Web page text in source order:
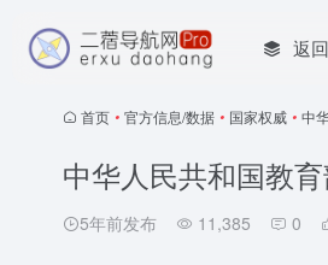
返
首页 • 官方信息/数据 • 国家权威 • 中
中华人民共和国教
5年前发布 11,385 0